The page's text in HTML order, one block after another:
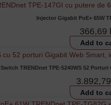
Injector Gigabit PoE+ 65W
366,69
Add to
Switch TRENDnet TPE-5240WS 52 Porturi
3.892,79
Add to